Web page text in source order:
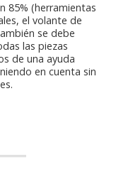
85% (herramientas
el volante de
se debe
las piezas
de una ayuda
en cuenta sin